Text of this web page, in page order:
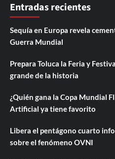
Entradas recientes
Sequía en Europa revela
Guerra Mundial
Prepara Toluca la Feria y
grande de la historia
¿Quién gana la Copa Mundial
Artificial ya tiene favorito
Libera el pentágono cuarto
sobre el fenómeno OVNI